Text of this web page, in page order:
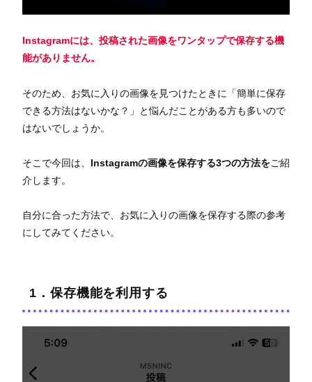
Instagramには、投稿された画像をワンタップで保存する機
能がありません。
そのため、お気に入りの画像を見つけたときに「簡単に保存
できる方法はないかな？」と悩んだことがある方も多いので
はないでしょうか。
そこで今回は、 Instagramの画像を保存する3つの方法をご紹
介します。
自分に合った方法で、お気に入りの画像を保存する際の参考
にしてみてください。
1．保存機能を利用する